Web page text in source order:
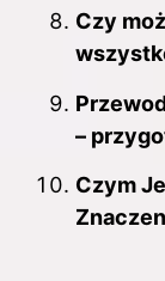
Czy
–
Czym